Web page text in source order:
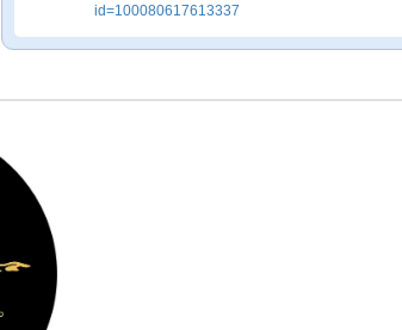
id=100080617613337